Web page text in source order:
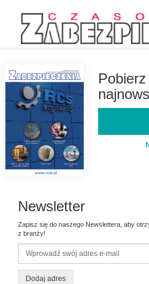
Przejdź
Pobierz
Newsletter
Zapisz się do naszego Newslettera, aby
z branży!
Dodaj adres